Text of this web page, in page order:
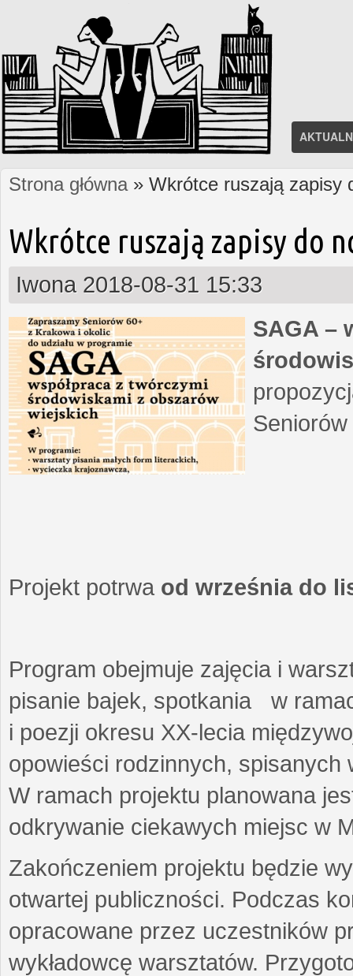
Jesteś tutaj
Strona główna» Wkrótce ruszają zapisy
Wkrótce ruszają zapisy do
Iwona 2018-08-31 15:33
SAGA –
Projekt potrwa od września do
Program obejmuje zajęcia i
pisanie bajek, spotkania w
i poezji okresu XX-lecia
opowieści rodzinnych,
W ramach projektu planowana
odkrywanie ciekawych miejsc w
Zakończeniem projektu będzie
otwartej publiczności. Podczas
opracowane przez uczestników
wykładowcę warsztatów.